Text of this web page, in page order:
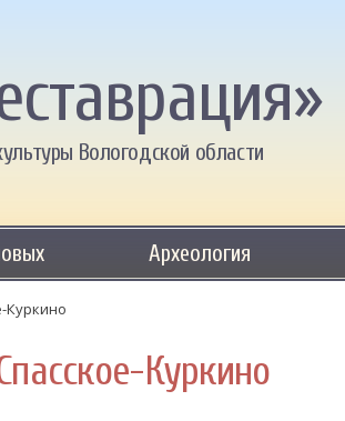
Вологодской области
Археология
Куркино
Куркино